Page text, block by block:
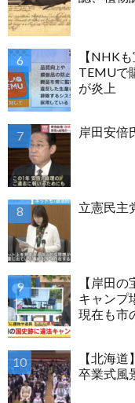
【NHK
TEMUで
が炎上
岸田安倍
立憲民
【岸田
キャンプ
現在も市
【北海
卒業式風